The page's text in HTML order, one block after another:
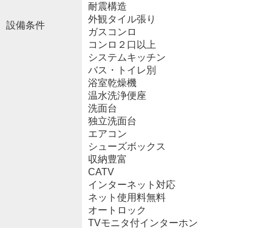
設備条件
耐震構造
外観タイル張り
ガスコンロ
コンロ２口以上
システムキッチン
バス・トイレ別
浴室乾燥機
温水洗浄便座
洗面台
独立洗面台
エアコン
シューズボックス
収納豊富
CATV
インターネット対応
ネット使用料無料
オートロック
TVモニタ付インターホン